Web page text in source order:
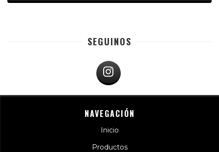
SEGUINOS
NAVEGACIÓN
Inicio
Productos